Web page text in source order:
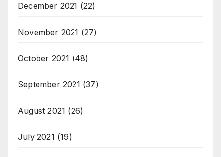
December 2021 (22)
November 2021 (27)
October 2021 (48)
September 2021 (37)
August 2021 (26)
July 2021 (19)